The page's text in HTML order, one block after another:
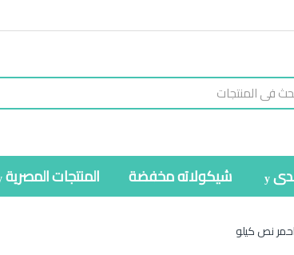
شيكولاته مخفضة المنتجات المصرية
احمر نص كيلو